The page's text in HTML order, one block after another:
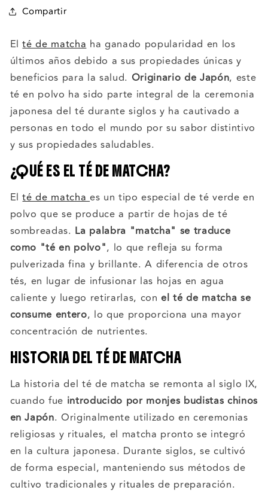
Compartir
Elté de matchaha ganado popularidad en los
últimos años debido a sus propiedades únicas y
beneficios para la salud. Originario de Japón, este
té en polvo ha sido parte integral de la ceremonia
japonesa del té durante siglos y ha cautivado a
personas en todo el mundo por su sabor distintivo
y sus propiedades saludables.
¿QUÉ ES EL TÉ DE MATCHA?
Elté de matchaes un tipo especial de té verde en
polvo que se produce a partir de hojas de té
sombreadas. La palabra "matcha" se traduce
como "té en polvo", lo que refleja su forma
pulverizada fina y brillante. A diferencia de otros
tés, en lugar de infusionar las hojas en agua
caliente y luego retirarlas, con el té de matcha se
consume entero, lo que proporciona una mayor
concentración de nutrientes.
HISTORIA DEL TÉ DE MATCHA
La historia del té de matcha se remonta al siglo IX,
cuando fue introducido por monjes budistas chinos
en Japón. Originalmente utilizado en ceremonias
religiosas y rituales, el matcha pronto se integró
en la cultura japonesa. Durante siglos, se cultivó
de forma especial, manteniendo sus métodos de
cultivo tradicionales y rituales de preparación.